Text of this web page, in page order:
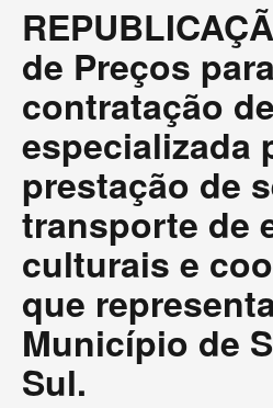
de Preços para
contratação
especializada
prestação de
transporte de
culturais e
que
Município de
Sul.